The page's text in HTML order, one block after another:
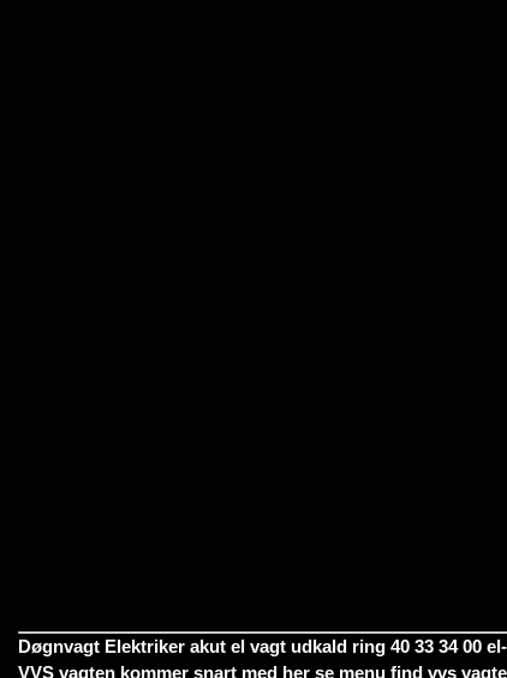
Døgnvagt Elektriker akut el vagt udkald ring 40 33 34 00
VVS vagten kommer snart med her se menu find vvs